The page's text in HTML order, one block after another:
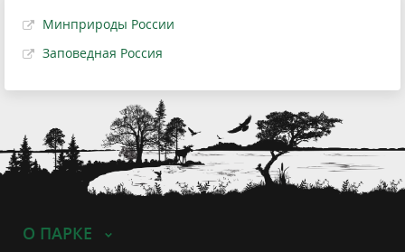
Минприроды России
Заповедная Россия
О ПАРКЕ